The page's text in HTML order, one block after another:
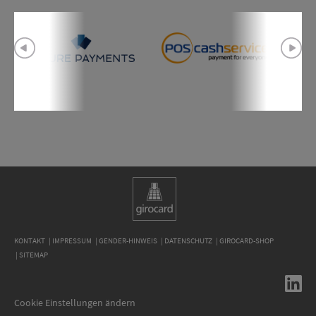
KONTAKT IMPRESSUM GENDER-HINWEIS DATENSCHUTZ
GIROCARD-SHOP
SITEMAP
Cookie Einstellungen ändern